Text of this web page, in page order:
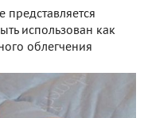
использован как
облегчения